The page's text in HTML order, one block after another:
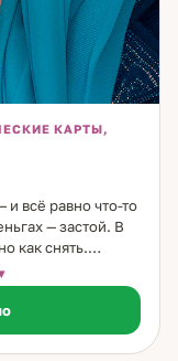
КАРТЫ,
и всё равно что-то
— застой. В
как снять.
и
начался в
в деревне,
людей. Эти
рождения